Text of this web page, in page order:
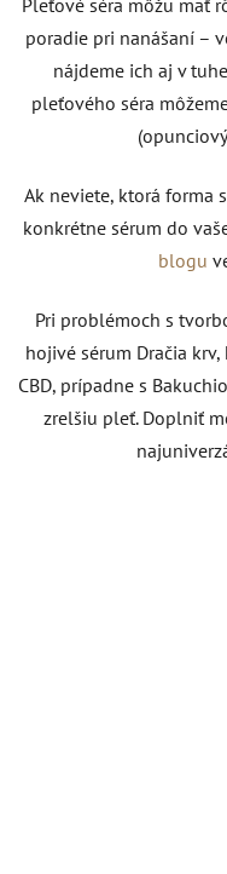
poradie pri nanášaní –
nájdeme ich aj v
pleťového séra
Ak neviete, ktorá forma
konkrétne sérum do
blogu
Pri problémoch s
hojivé sérum Dračia
CBD, prípadne s
zrelšiu pleť. Doplniť